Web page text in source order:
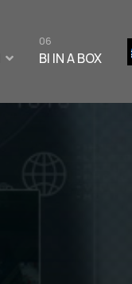
BI IN A BOX
06